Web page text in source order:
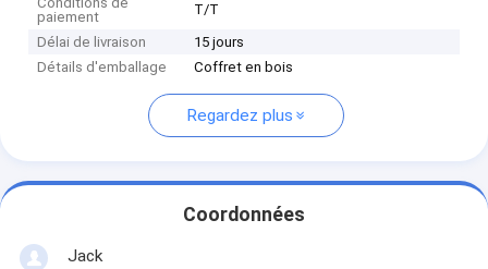
paiement
T/T
Délai de livraison
15 jours
Détails d'emballage
Coffret en bois
Regardez plus
Coordonnées
Jack